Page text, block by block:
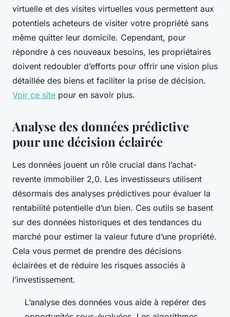
virtuelle et des visites virtuelles vous permettent aux
potentiels acheteurs de visiter votre propriété sans
même quitter leur domicile. Cependant, pour
répondre à ces nouveaux besoins, les propriétaires
doivent redoubler d’efforts pour offrir une vision plus
détaillée des biens et faciliter la prise de décision.
Voir ce site pour en savoir plus.
Analyse des données prédictive
pour une décision éclairée
Les données jouent un rôle crucial dans l’achat-
revente immobilier 2,0. Les investisseurs utilisent
désormais des analyses prédictives pour évaluer la
rentabilité potentielle d’un bien. Ces outils se basent
sur des données historiques et des tendances du
marché pour estimer la valeur future d’une propriété.
Cela vous permet de prendre des décisions
éclairées et de réduire les risques associés à
l’investissement.
L’analyse des données vous aide à repérer des